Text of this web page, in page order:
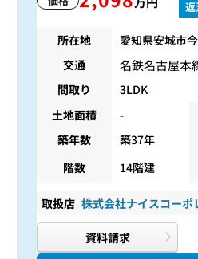
返
所在地
愛知県安城市
交通
名鉄名古屋本
間取り
3LDK
土地面積
-
築年数
築37年
階数
14階建
取扱店 株式会社ナイスコーポ
資料請求